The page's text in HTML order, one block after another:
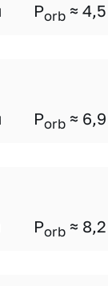
Porb ≈ 4,5
Porb ≈ 6,9
Porb ≈ 8,2